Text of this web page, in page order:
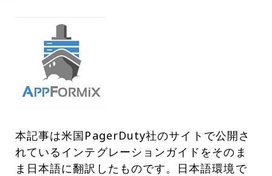
本記事は米国PagerDuty社のサイトで公開さ
れているインテグレーションガイドをそのま
ま日本語に翻訳したものです。日本語環境で